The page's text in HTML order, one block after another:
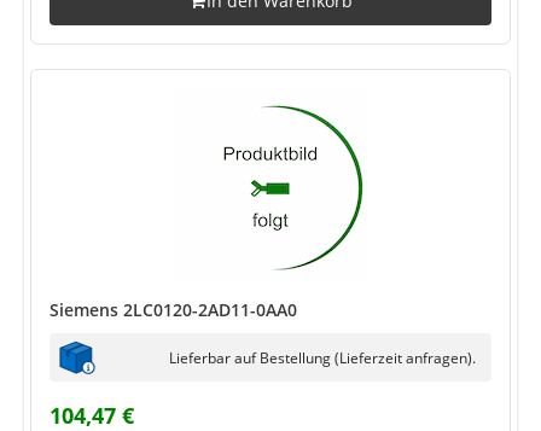
Siemens 2LC0120-2AD11-0AA0
Lieferbar auf Bestellung (Lieferzeit anfragen).
104,47 €